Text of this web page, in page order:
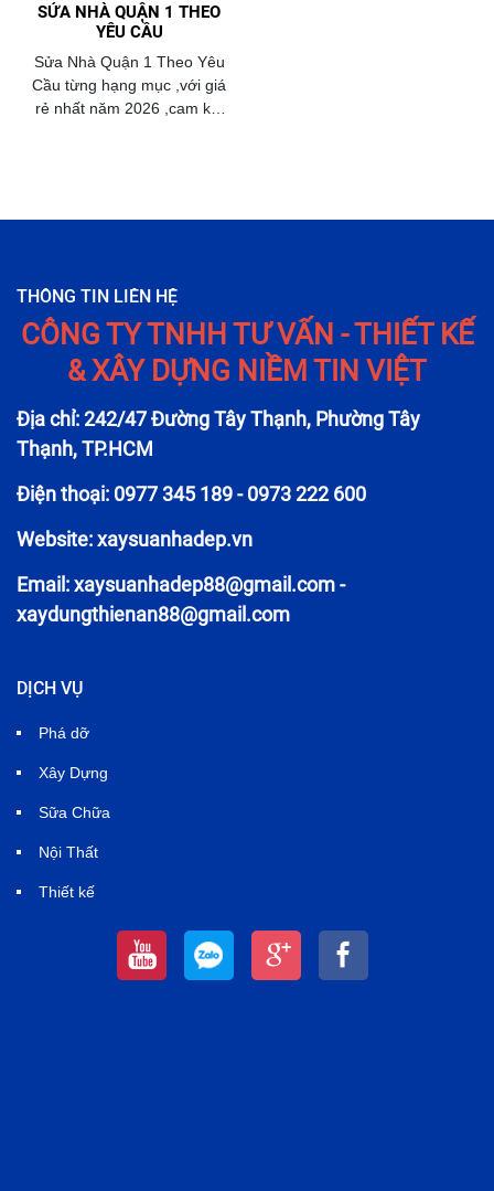
SỬA NHÀ QUẬN 1 THEO
YÊU CẦU
Sửa Nhà Quận 1 Theo Yêu
Cầu từng hạng mục ,với giá
rẻ nhất năm 2026 ,cam kết
THÔNG TIN LIÊN HỆ
CÔNG TY TNHH TƯ VẤN - THIẾT KẾ
& XÂY DỰNG NIỀM TIN VIỆT
Địa chỉ: 242/47 Đường Tây Thạnh, Phường Tây
Thạnh, TP.HCM
Điện thoại: 0977 345 189 - 0973 222 600
Website: xaysuanhadep.vn
Email:xaysuanhadep88@gmail.com-
xaydungthienan88@gmail.com
DỊCH VỤ
Phá dỡ
Xây Dựng
Sữa Chữa
Nội Thất
Thiết kế